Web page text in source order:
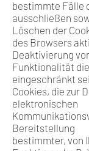
bestimmte Fälle
ausschließen
Löschen der
des Browsers
Deaktivierung
Funktionalität
eingeschränkt
Cookies, die zur
elektronischen
Bereitstellung
bestimmter, von